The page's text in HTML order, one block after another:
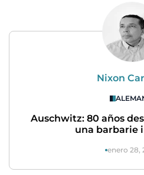
Nixon
Auschwitz: 80 años
una barbarie
enero 28,